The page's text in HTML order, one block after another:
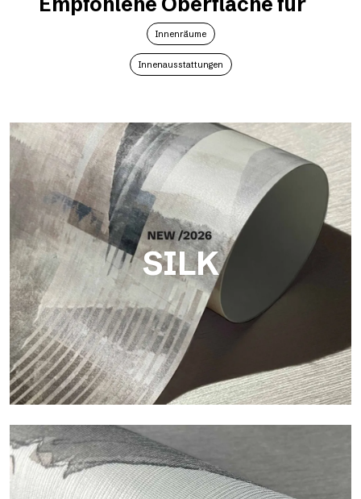
Innenräume
Innenausstattungen
SILK
Silk